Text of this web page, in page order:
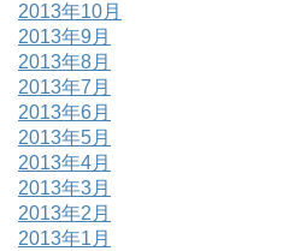
2013年10月
2013年9月
2013年8月
2013年7月
2013年6月
2013年5月
2013年4月
2013年3月
2013年2月
2013年1月